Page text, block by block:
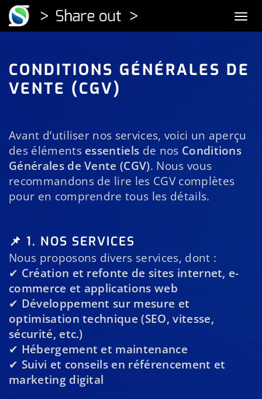
CONDITIONS GÉNÉRALES DE
VENTE (CGV)
Avant d’utiliser nos services, voici un aperçu
des éléments essentiels de nos Conditions
Générales de Vente (CGV). Nous vous
recommandons de lire les CGV complètes
pour en comprendre tous les détails.
📌 1. NOS SERVICES
Nous proposons divers services, dont :
✔ Création et refonte de sites internet, e-
commerce et applications web
✔ Développement sur mesure et
optimisation technique (SEO, vitesse,
sécurité, etc.)
✔ Hébergement et maintenance
✔ Suivi et conseils en référencement et
marketing digital